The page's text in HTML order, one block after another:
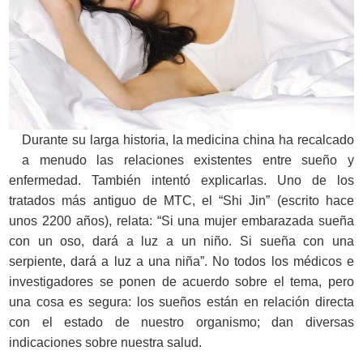
Durante su larga historia, la medicina china ha recalcado
a menudo las relaciones existentes entre sueño y
enfermedad. También intentó explicarlas. Uno de los
tratados más antiguo de MTC, el “Shi Jin” (escrito hace
unos 2200 años), relata: “Si una mujer embarazada sueña
con un oso, dará a luz a un niño. Si sueña con una
serpiente, dará a luz a una niña”. No todos los médicos e
investigadores se ponen de acuerdo sobre el tema, pero
una cosa es segura: los sueños están en relación directa
con el estado de nuestro organismo; dan diversas
indicaciones sobre nuestra salud.